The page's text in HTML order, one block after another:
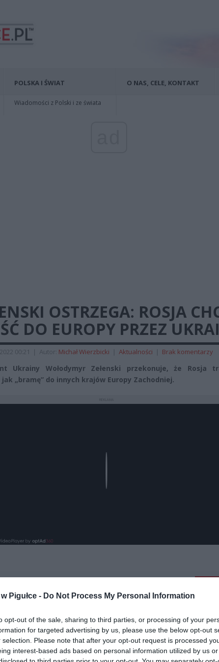
Pigułce - Do Not Process My Personal Information
opt-out of the sale, sharing to third parties, or processing of your
for targeted advertising by us, please use the below opt-out
selection. Please note that after your opt-out request is processed
interest-based ads based on personal information utilized by us
POLSKA I ŚWIAT
Wiadomości z Polski i ze świata
O NAS, CELE, KONTAKT
OSTRZEGA: ROSJA
DO EUROPY PRZEZ
00:21 | Autor: Michał Wierzbicki | Aktualności | Brak komentarzy
Ukrainy Wołodymyr Zełenski przekonuje, że Rosja
jak „bramę” do innych krajów Europy Zachodniej.